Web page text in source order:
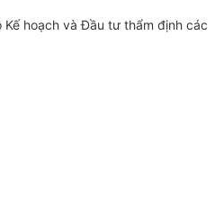
hoạch và Đầu tư thẩm định các